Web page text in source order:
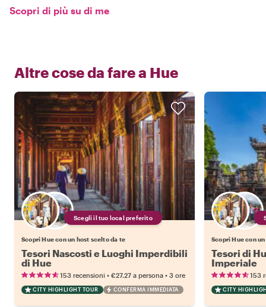
Scopri di più su di me
Altre cose da fare a Hue
Scegli il tuo local preferito
Scopri Hue con un host scelto da te
Tesori Nascosti e Luoghi Imperdibili
di Hue
153 recensioni • €27.27 a persona • 3 ore
CITY HIGHLIGHT TOUR CONFERMA IMMEDIATA
Scopri Hue con
Tesori di
Imperiale
153
CITY